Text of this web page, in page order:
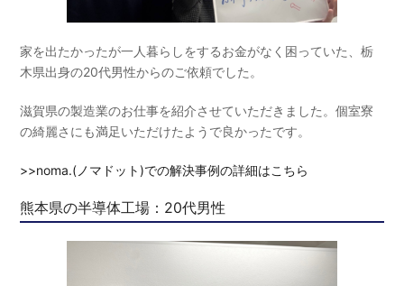
家を出たかったが一人暮らしをするお金がなく困っていた、栃
木県出身の20代男性からのご依頼でした。
滋賀県の製造業のお仕事を紹介させていただきました。個室寮
の綺麗さにも満足いただけたようで良かったです。
>>noma.(ノマドット)での解決事例の詳細はこちら
熊本県の半導体工場：20代男性